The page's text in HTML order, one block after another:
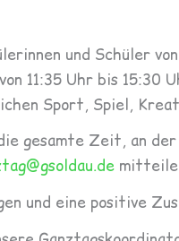
und Schüler
Uhr bis 15:30
Sport, Spiel,
gesamte Zeit, an
und eine positive